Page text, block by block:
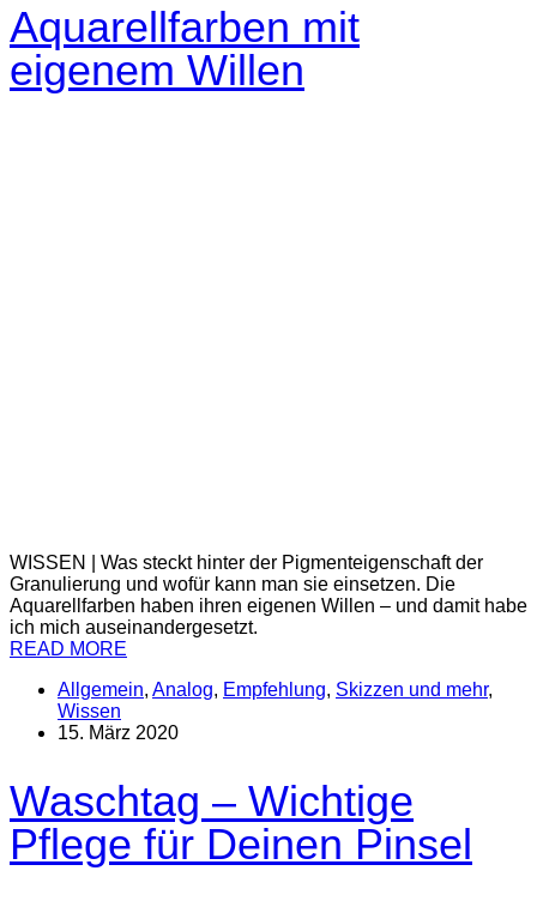
Aquarellfarben mit
eigenem Willen
WISSEN | Was steckt hinter der Pigmenteigenschaft der
Granulierung und wofür kann man sie einsetzen. Die
Aquarellfarben haben ihren eigenen Willen – und damit habe
ich mich auseinandergesetzt.
READ MORE
Allgemein, Analog, Empfehlung, Skizzen und mehr,
Wissen
15. März 2020
Waschtag – Wichtige
Pflege für Deinen Pinsel